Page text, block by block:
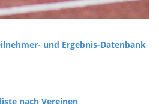
und Ergebnis-Datenbank
nach Vereinen